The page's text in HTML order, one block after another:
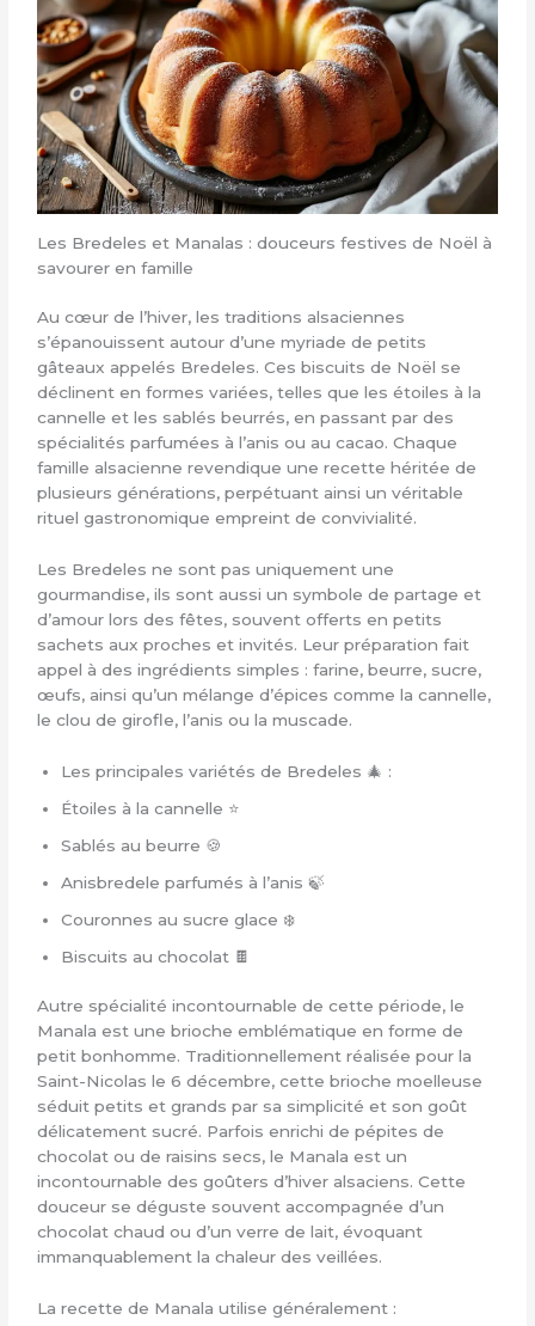
Les Bredeles et Manalas : douceurs festives de Noël à
savourer en famille
Au cœur de l’hiver, les traditions alsaciennes
s’épanouissent autour d’une myriade de petits
gâteaux appelés Bredeles. Ces biscuits de Noël se
déclinent en formes variées, telles que les étoiles à la
cannelle et les sablés beurrés, en passant par des
spécialités parfumées à l’anis ou au cacao. Chaque
famille alsacienne revendique une recette héritée de
plusieurs générations, perpétuant ainsi un véritable
rituel gastronomique empreint de convivialité.
Les Bredeles ne sont pas uniquement une
gourmandise, ils sont aussi un symbole de partage et
d’amour lors des fêtes, souvent offerts en petits
sachets aux proches et invités. Leur préparation fait
appel à des ingrédients simples : farine, beurre, sucre,
œufs, ainsi qu’un mélange d’épices comme la cannelle,
le clou de girofle, l’anis ou la muscade.
Les principales variétés de Bredeles 🎄 :
Étoiles à la cannelle ⭐
Sablés au beurre 🍪
Anisbredele parfumés à l’anis 🍃
Couronnes au sucre glace ❄️
Biscuits au chocolat 🍫
Autre spécialité incontournable de cette période, le
Manala est une brioche emblématique en forme de
petit bonhomme. Traditionnellement réalisée pour la
Saint-Nicolas le 6 décembre, cette brioche moelleuse
séduit petits et grands par sa simplicité et son goût
délicatement sucré. Parfois enrichi de pépites de
chocolat ou de raisins secs, le Manala est un
incontournable des goûters d’hiver alsaciens. Cette
douceur se déguste souvent accompagnée d’un
chocolat chaud ou d’un verre de lait, évoquant
immanquablement la chaleur des veillées.
La recette de Manala utilise généralement :